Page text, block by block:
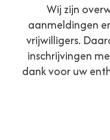
Wij zijn
aanmeldingen
vrijwilligers.
inschrijvingen
dank voor uw